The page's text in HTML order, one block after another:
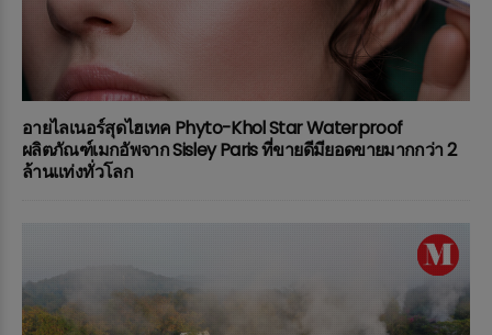
อายไลเนอร์สุดไฮเทค Phyto-Khol Star Waterproof
ผลิตภัณฑ์เมกอัพจาก Sisley Paris ที่ขายดีมียอดขายมากกว่า 2
ล้านแท่งทั่วโลก